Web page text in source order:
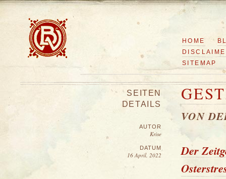
HOME
SITEMAP
SEITEN
DETAILS
AUTOR
Krise
DATUM
16 April, 2022
VON
Der